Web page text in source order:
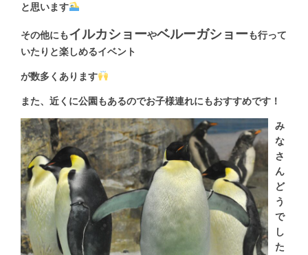
と思います
その他にもイルカショーやベルーガショーも行って
いたりと楽しめるイベント
が数多くあります
また、近くに公園もあるのでお子様連れにもおすすめです！
み
な
さ
ん
ど
う
で
し
た